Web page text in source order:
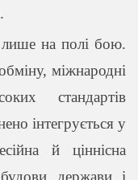
на полі бою.
міжнародні
стандартів
інтегрується у
й ціннісна
держави і